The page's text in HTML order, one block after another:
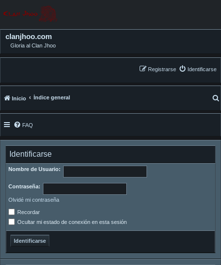
clanjhoo.com
Gloria al Clan Jhoo
Identificarse
Registrarse
Inicio Índice general
FAQ
Identificarse
Nombre de Usuario:
Contraseña:
Olvidé mi contraseña
Recordar
Ocultar mi estado de conexión en esta sesión